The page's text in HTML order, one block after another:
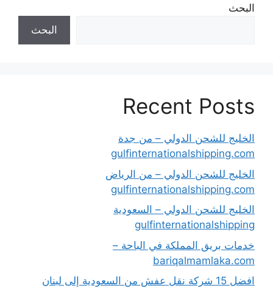
البحث
البحث
Recent Posts
الخليج للشحن الدولي – من جدة
gulfinternationalshipping.com
الخليج للشحن الدولي – من الرياض
gulfinternationalshipping.com
الخليج للشحن الدولي – السعودية
gulfinternationalshipping
خدمات بريق المملكة في الباحة –
bariqalmamlaka.com
افضل 15 شركة نقل عفش من السعودية إلى لبنان